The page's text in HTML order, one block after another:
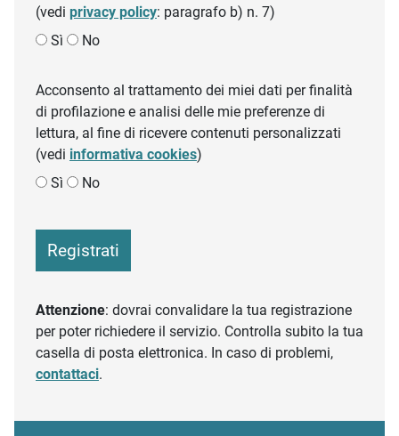
(vedi privacy policy: paragrafo b) n. 7)
Sì
No
Acconsento al trattamento dei miei dati per finalità
di profilazione e analisi delle mie preferenze di
lettura, al fine di ricevere contenuti personalizzati
(vedi informativa cookies)
Sì
No
Registrati
Attenzione: dovrai convalidare la tua registrazione
per poter richiedere il servizio. Controlla subito la tua
casella di posta elettronica. In caso di problemi,
contattaci.